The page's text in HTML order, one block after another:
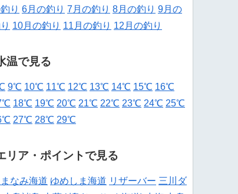
り 6月の釣り 7月の釣り 8月の釣り 9月の
10月の釣り 11月の釣り 12月の釣り
温で見る
9℃ 10℃ 11℃ 12℃ 13℃ 14℃ 15℃ 16℃
18℃ 19℃ 20℃ 21℃ 22℃ 23℃ 24℃ 25℃
27℃ 28℃ 29℃
リア・ポイントで見る
まなみ海道 ゆめしま海道 リザーバー 三川ダ